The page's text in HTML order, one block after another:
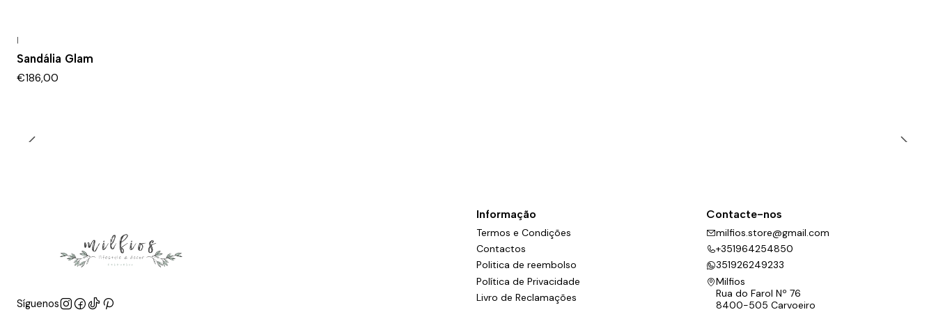
|
Sandália Glam
€186,00
Síguenos
Informação
Termos e Condições
Contactos
Politica de reembolso
Política de Privacidade
Livro de Reclamações
Contacte-nos
milfios.store@gmail.com
+351964254850
351926249233
Milfios
Rua do Farol Nº 76
8400-505 Carvoeiro